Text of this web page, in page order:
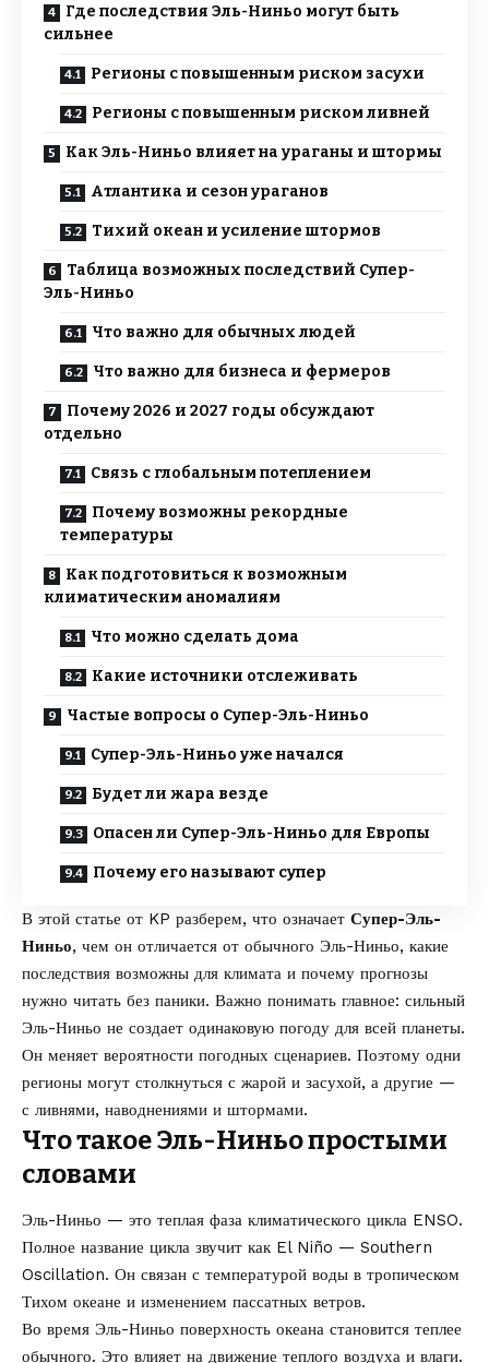
Где последствия Эль-Ниньо могут быть
сильнее
Регионы с повышенным риском засухи
Регионы с повышенным риском ливней
Как Эль-Ниньо влияет на ураганы и штормы
Атлантика и сезон ураганов
Тихий океан и усиление штормов
Таблица возможных последствий Супер-
Эль-Ниньо
Что важно для обычных людей
Что важно для бизнеса и фермеров
Почему 2026 и 2027 годы обсуждают
отдельно
Связь с глобальным потеплением
Почему возможны рекордные
температуры
Как подготовиться к возможным
климатическим аномалиям
Что можно сделать дома
Какие источники отслеживать
Частые вопросы о Супер-Эль-Ниньо
Супер-Эль-Ниньо уже начался
Будет ли жара везде
Опасен ли Супер-Эль-Ниньо для Европы
Почему его называют супер
В этой статье от KP разберем, что означает Супер-Эль-
Ниньо, чем он отличается от обычного Эль-Ниньо, какие
последствия возможны для климата и почему прогнозы
нужно читать без паники. Важно понимать главное: сильный
Эль-Ниньо не создает одинаковую погоду для всей планеты.
Он меняет вероятности погодных сценариев. Поэтому одни
регионы могут столкнуться с жарой и засухой, а другие —
с ливнями, наводнениями и штормами.
Что такое Эль-Ниньо простыми
словами
Эль-Ниньо — это теплая фаза климатического цикла ENSO.
Полное название цикла звучит как El Niño — Southern
Oscillation. Он связан с температурой воды в тропическом
Тихом океане и изменением пассатных ветров.
Во время Эль-Ниньо поверхность океана становится теплее
обычного. Это влияет на движение теплого воздуха и влаги.